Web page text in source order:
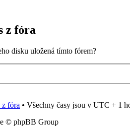
z fóra
disku uložená tímto fórem?
z fóra • Všechny časy jsou v UTC + 1
© phpBB Group